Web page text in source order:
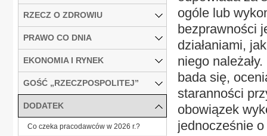
ogóle lub
bezprawności
działaniami,
niego
bada się,
staranności
obowiązek
jednocześnie
RZECZ O ZDROWIU
PRAWO CO DNIA
EKONOMIA I RYNEK
GOŚĆ „RZECZPOSPOLITEJ”
DODATEK
Co czeka pracodawców w 2026 r.?